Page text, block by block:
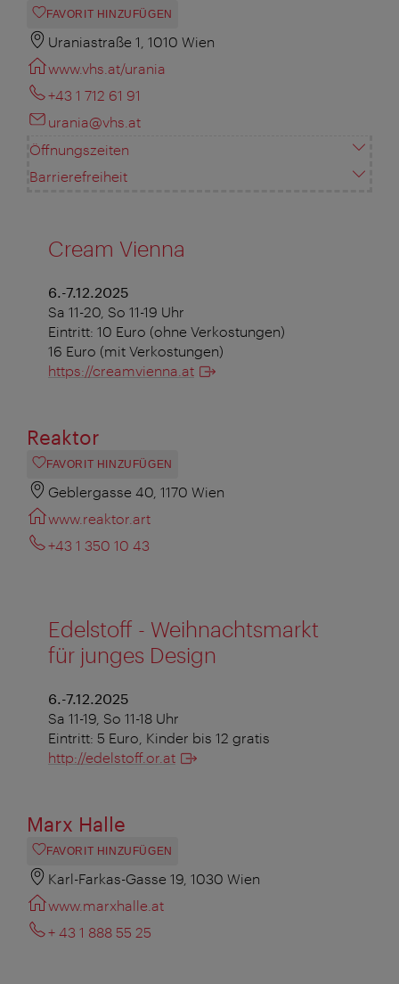
FAVORIT HINZUFÜGEN
Uraniastraße 1, 1010 Wien
www.vhs.at/urania
+43 1 712 61 91
urania@vhs.at
Öffnungszeiten
Barrierefreiheit
Cream Vienna
6.-7.12.2025
Sa 11-20, So 11-19 Uhr
Eintritt: 10 Euro (ohne Verkostungen)
16 Euro (mit Verkostungen)
https://creamvienna.at
Reaktor
FAVORIT HINZUFÜGEN
Geblergasse 40, 1170 Wien
www.reaktor.art
+43 1 350 10 43
Edelstoff - Weihnachtsmarkt
für junges Design
6.-7.12.2025
Sa 11-19, So 11-18 Uhr
Eintritt: 5 Euro, Kinder bis 12 gratis
http://edelstoff.or.at
Marx Halle
FAVORIT HINZUFÜGEN
Karl-Farkas-Gasse 19, 1030 Wien
www.marxhalle.at
+ 43 1 888 55 25